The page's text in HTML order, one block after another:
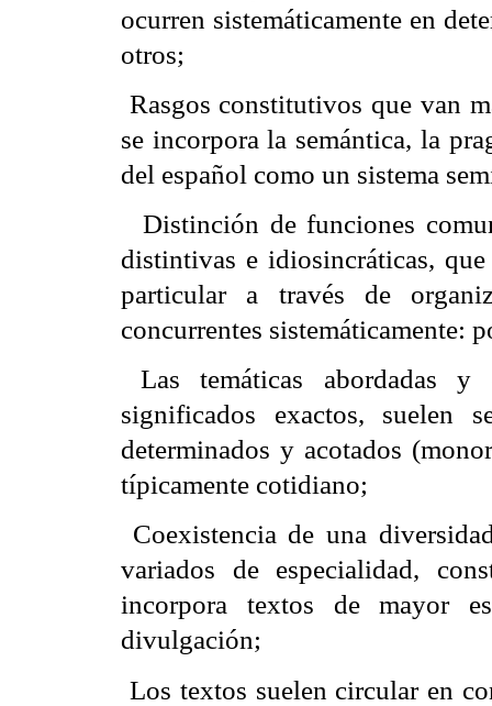
ocurren sistemáticamente en
otros;
 Rasgos constitutivos que van
se incorpora la semántica, la
del español como un sistema
 Distinción de funciones
distintivas e idiosincráticas,
particular a través de
concurrentes sistemáticamente:
 Las temáticas abordadas
significados exactos, suelen
determinados y acotados
típicamente cotidiano;
 Coexistencia de una
variados de especialidad,
incorpora textos de mayor
divulgación;
 Los textos suelen circular en